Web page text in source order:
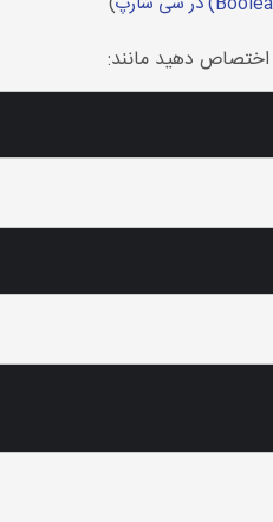
اختصاص دهید مانند: